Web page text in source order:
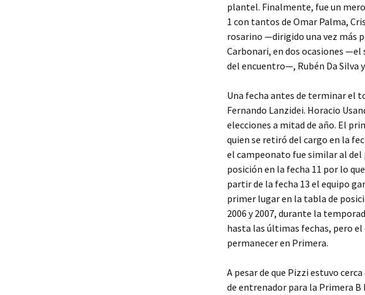
plantel. Finalmente, fue un
1 con tantos de Omar Palma,
rosarino —dirigido una vez más
Carbonari, en dos ocasiones
del encuentro—, Rubén Da Silva
Una fecha antes de terminar el
Fernando Lanzidei. Horacio
elecciones a mitad de año. El
quien se retiró del cargo en la
el campeonato fue similar al del
posición en la fecha 11 por lo
partir de la fecha 13 el equipo
primer lugar en la tabla de
2006 y 2007, durante la
hasta las últimas fechas, pero
permanecer en Primera.
A pesar de que Pizzi estuvo
de entrenador para la Primera B